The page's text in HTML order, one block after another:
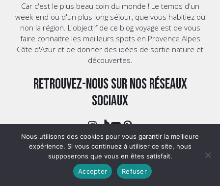
Car c'est le plus beau coin du monde ! Le temps d'un
week-end ou d'un plus long séjour, que vous habitiez ou
non la région. L'objectif de ce blog voyage est de vous
faire connaitre les meilleurs spots en Provence Alpes
Côte d'Azur et de donner des idées de sortie nature et
découvertes.
Retrouvez-nous sur nos réseaux
sociaux
Instagram
TikTok
YouTube
Pinterest
Depuis 2024 ©Decouvrirlesud.fr - Tous droits réservés
- Une création de Claire&Caro.
Mentions légales |Politique de confidentialité
Nous utilisons des cookies pour vous garantir la meilleure
expérience. Si vous continuez à utiliser ce site, nous
supposerons que vous en êtes satisfait.
Accepter
Refuser